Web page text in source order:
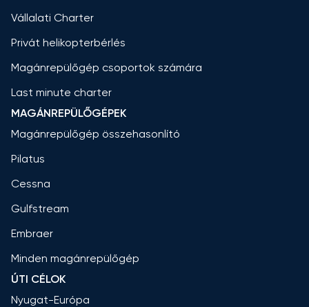
Vállalati Charter
Privát helikopterbérlés
Magánrepülőgép csoportok számára
Last minute charter
MAGÁNREPÜLŐGÉPEK
Magánrepülőgép összehasonlító
Pilatus
Cessna
Gulfstream
Embraer
Minden magánrepülőgép
ÚTI CÉLOK
Nyugat-Európa